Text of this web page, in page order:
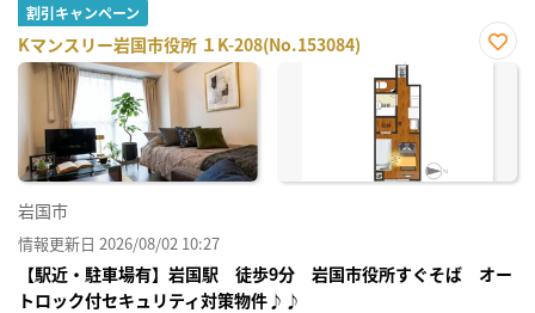
割引キャンペーン
Kマンスリー岩国市役所 １K-208(No.153084)
お気
岩国市
情報更新日 2026/08/02 10:27
【駅近・駐車場有】岩国駅 徒歩9分 岩国市役所すぐそば オー
トロック付セキュリティ対策物件♪♪